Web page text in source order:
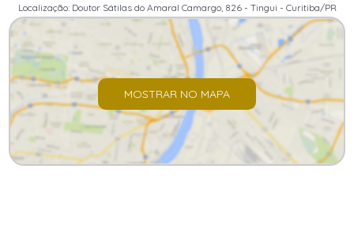
Localização: Doutor Sátilas do Amaral Camargo, 826 - Tingui - Curitiba/PR
MOSTRAR NO MAPA